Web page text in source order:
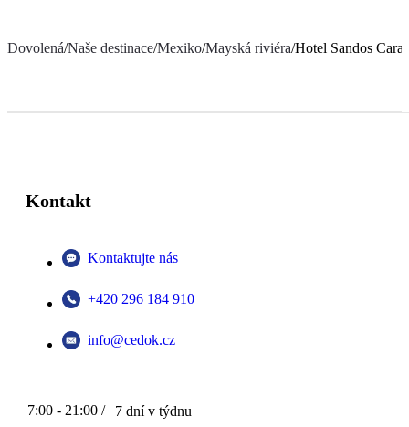
Dovolená/Naše destinace/Mexiko/Mayská riviéra/Hotel Sandos
Kontakt
Kontaktujte nás
+420 296 184 910
info@cedok.cz
7:00 - 21:00 / 7 dní v týdnu